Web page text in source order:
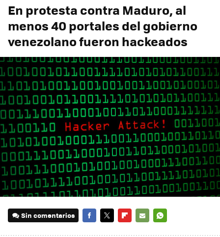
En protesta contra Maduro, al
menos 40 portales del gobierno
venezolano fueron hackeados
Sin comentarios